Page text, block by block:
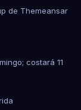
de Themeansar
costará 11